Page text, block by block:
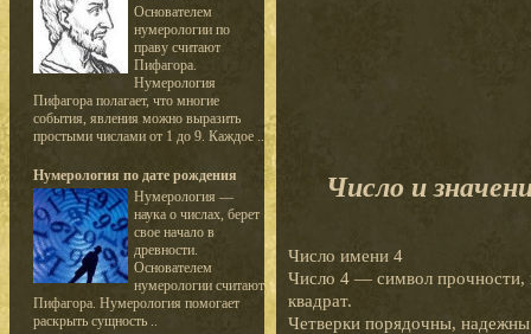
Основателем
нумерологии по
праву считают
Пифагора.
Нумерология
Пифагора полагает, что многие
события, явления можно выразить
простыми числами от 1 до 9. Каждое ..
Нумерология по дате рождения
Нумерология —
наука о числах, берет
свое начало в
древности.
Основателем
нумерологии считают
Пифагора. Нумерология помогает
раскрыть сущность ..
Число и
Число имени 4
Число 4 — символ прочности,
квадрат.
Четверки порядочны,